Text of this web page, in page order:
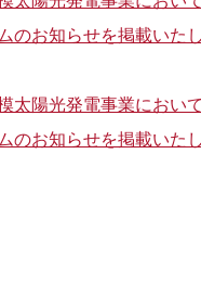
お知らせを掲載いたし
太陽光発電事業におい
お知らせを掲載いたし